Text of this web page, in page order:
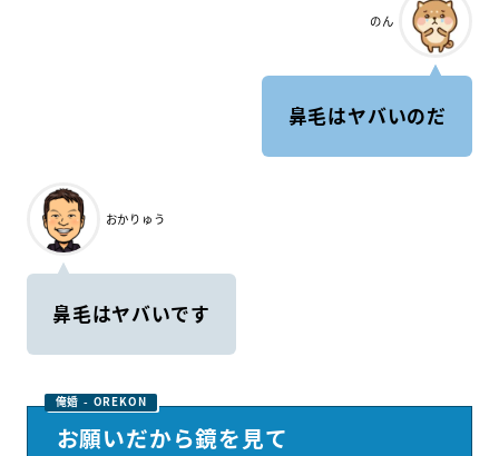
のん
鼻毛はヤバいのだ
おかりゅう
鼻毛はヤバいです
お願いだから鏡を見て